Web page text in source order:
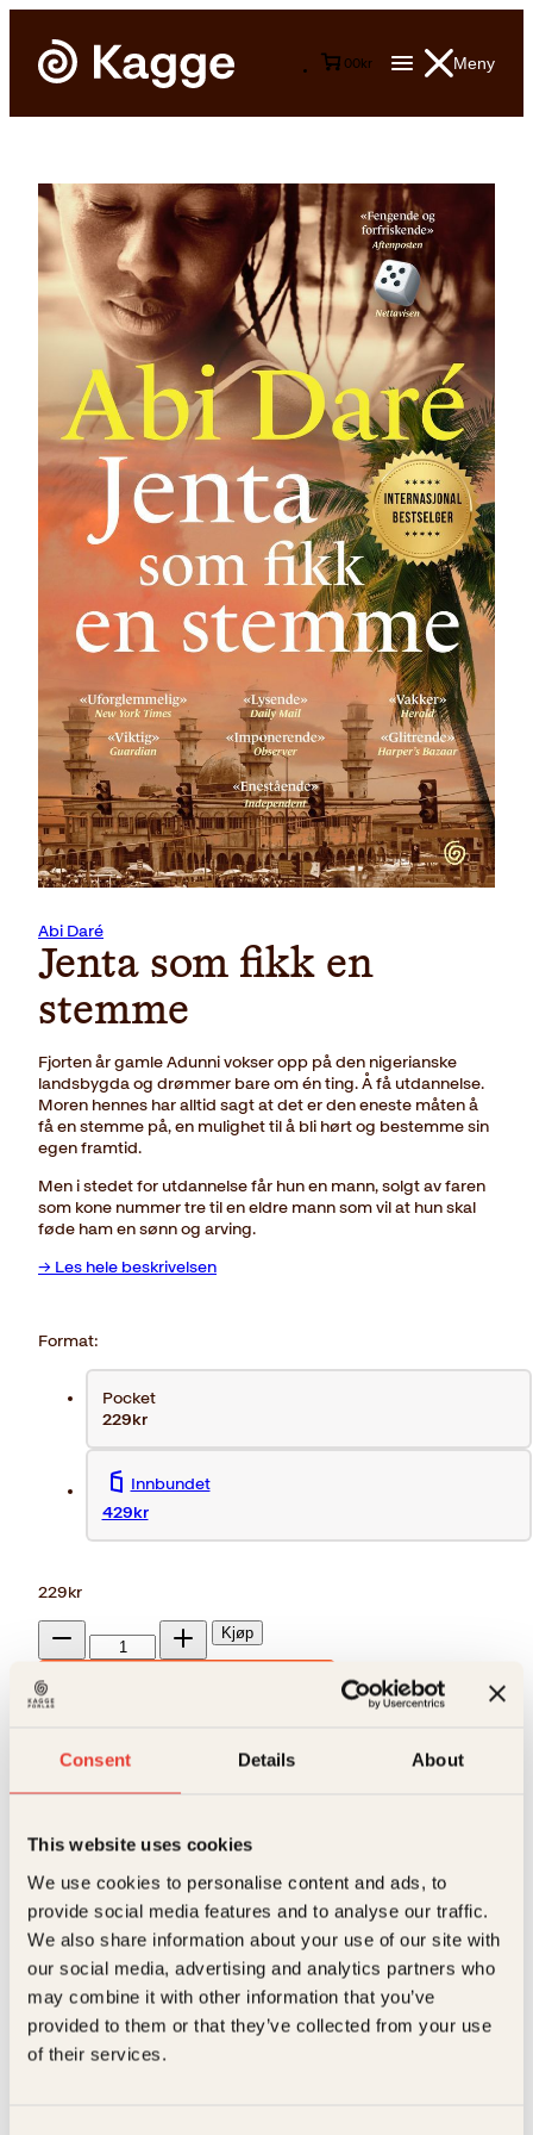
Consent Details About
This website uses cookies
We use cookies to personalise content and ads, to
provide social media features and to analyse our traffic.
We also share information about your use of our site with
our social media, advertising and analytics partners who
may combine it with other information that you’ve
provided to them or that they’ve collected from your use
of their services.
Meny
00kr
Last ned forside
Abi Daré
Jenta som fikk en
stemme
Fjorten år gamle Adunni vokser opp på den nigerianske
landsbygda og drømmer bare om én ting. Å få utdannelse.
Moren hennes har alltid sagt at det er den eneste måten å
få en stemme på, en mulighet til å bli hørt og bestemme sin
egen framtid.
Men i stedet for utdannelse får hun en mann, solgt av faren
som kone nummer tre til en eldre mann som vil at hun skal
føde ham en sønn og arving.
→ Les hele beskrivelsen
Format:
Pocket
229kr
Innbundet
429kr
229kr
Reduser
Jenta
som
Øk
Kjøp
På lager
Beskrivelse
Fjorten år gamle Adunni vokser opp på den
nigerianske landsbygda og drømmer bare om én
ting. Å få utdannelse. Moren hennes har alltid sagt at
det er den eneste måten å få en stemme på, en
mulighet til å bli hørt og bestemme sin egen framtid.
Men i stedet for utdannelse får hun en mann, solgt
av faren som kone nummer tre til en eldre mann som
Ekstra detaljer
Forfattere Abi Daré
Kagge Forlag AS,
Målgruppe Voksen
Språk
Relaterte produkter